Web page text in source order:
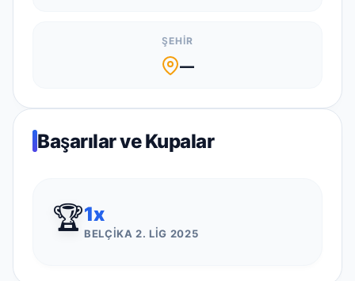
ŞEHIR
—
Başarılar ve Kupalar
🏆1x
BELÇIKA 2. LIG 2025